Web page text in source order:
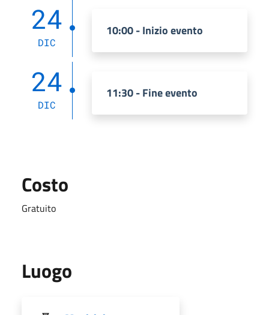
24
DIC
10:00 - Inizio evento
24
DIC
11:30 - Fine evento
Costo
Gratuito
Luogo